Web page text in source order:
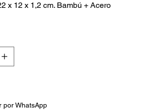
x 12 x 1,2 cm. Bambú + Acero
por WhatsApp